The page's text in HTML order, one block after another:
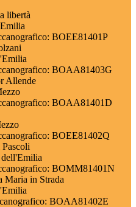
libertà
BOEE81401P
BOAA81403G
Allende
BOAA81401D
BOEE81402Q
BOMM81401N
Maria in Strada
BOAA81402E